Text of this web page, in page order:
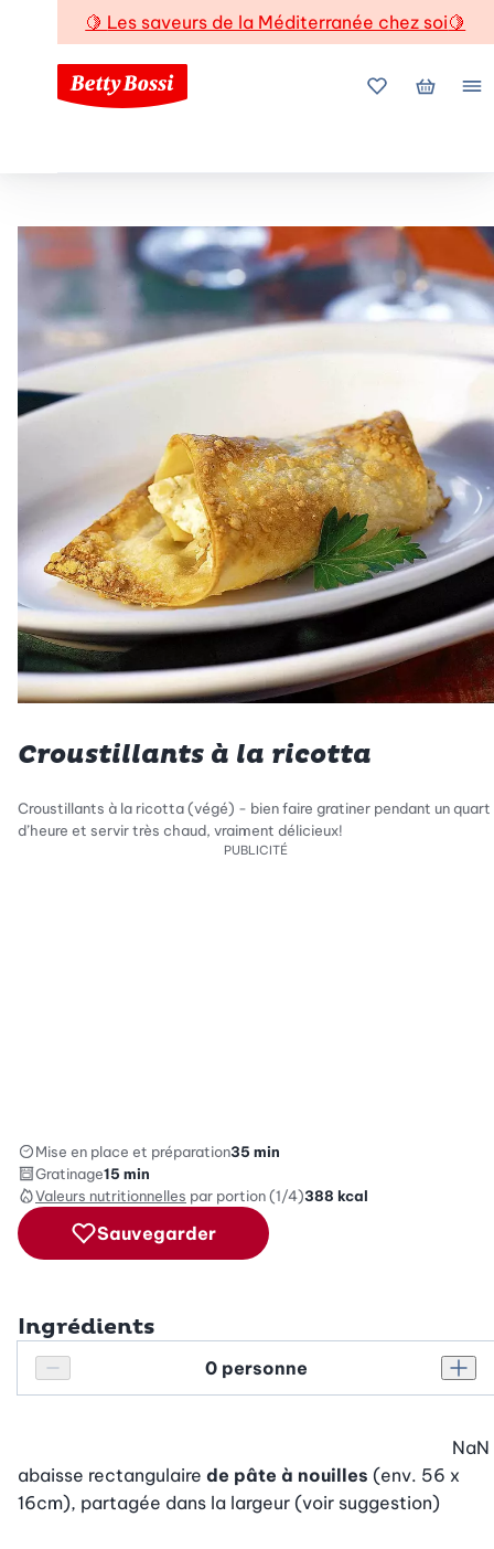
🍋 Les saveurs de la Méditerranée chez soi🍋
Mes favoris
Mon
Croustillants à la ricotta
Croustillants à la ricotta (végé) - bien faire gratiner pendant un quart
d’heure et servir très chaud, vraiment délicieux!
PUBLICITÉ
Mise en place et préparation35 min
Gratinage15 min
Valeurs nutritionnelles par portion (1/4)388 kcal
Sauvegarder
Ingrédients
Réduire le nombre de personnes
Personnes
abaisse rectangulaire de pâte à nouilles (env. 56 x
16cm), partagée dans la largeur (voir suggestion)
NaN